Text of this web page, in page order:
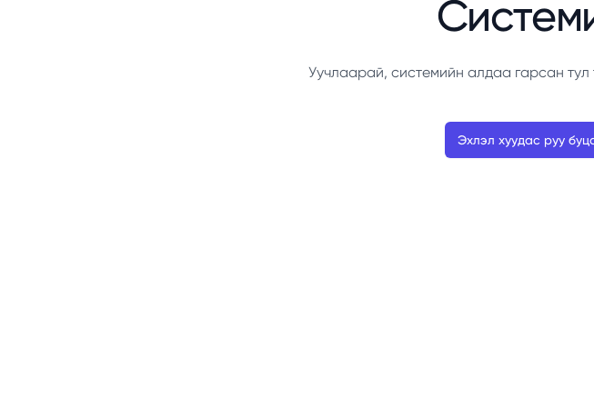
Уучлаарай, системийн алдаа гарсан
Эхлэл хуудас руу